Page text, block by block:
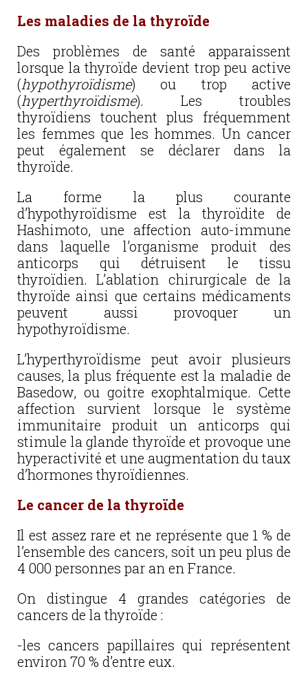
Les maladies de la thyroïde
Des problèmes de santé apparaissent
lorsque la thyroïde devient trop peu active
(hypothyroïdisme) ou trop active
(hyperthyroïdisme). Les troubles
thyroïdiens touchent plus fréquemment
les femmes que les hommes. Un cancer
peut également se déclarer dans la
thyroïde.
La forme la plus courante
d’hypothyroïdisme est la thyroïdite de
Hashimoto, une affection auto-immune
dans laquelle l’organisme produit des
anticorps qui détruisent le tissu
thyroïdien. L’ablation chirurgicale de la
thyroïde ainsi que certains médicaments
peuvent aussi provoquer un
hypothyroïdisme.
L’hyperthyroïdisme peut avoir plusieurs
causes, la plus fréquente est la maladie de
Basedow, ou goitre exophtalmique. Cette
affection survient lorsque le système
immunitaire produit un anticorps qui
stimule la glande thyroïde et provoque une
hyperactivité et une augmentation du taux
d’hormones thyroïdiennes.
Le cancer de la thyroïde
Il est assez rare et ne représente que 1 % de
l’ensemble des cancers, soit un peu plus de
4 000 personnes par an en France.
On distingue 4 grandes catégories de
cancers de la thyroïde :
-les cancers papillaires qui représentent
environ 70 % d’entre eux.